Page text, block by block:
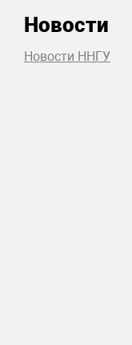
Новости
Новости ННГУ